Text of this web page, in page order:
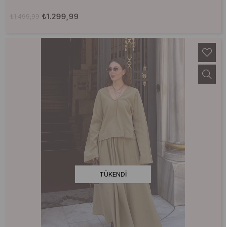
₺1.299,99
₺1.499,99
TÜKENDI